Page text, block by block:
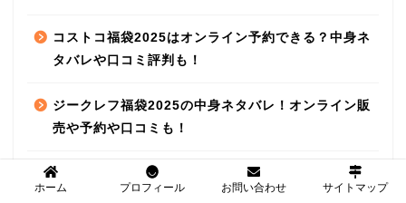
コストコ福袋2025はオンライン予約できる？中身ネ
タバレや口コミ評判も！
ジークレフ福袋2025の中身ネタバレ！オンライン販
売や予約や口コミも！
ホーム プロフィール お問い合わせ サイトマップ